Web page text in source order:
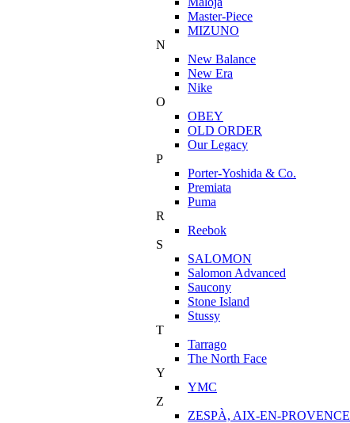
Master-Piece
MIZUNO
N
New Balance
New Era
Nike
O
OBEY
OLD ORDER
Our Legacy
P
Porter-Yoshida & Co.
Premiata
Puma
R
Reebok
S
SALOMON
Salomon Advanced
Saucony
Stone Island
Stussy
T
Tarrago
The North Face
Y
YMC
Z
ZESPÀ, AIX-EN-PROVENCE